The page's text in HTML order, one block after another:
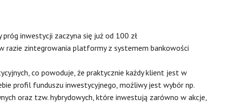
próg inwestycji zaczyna się już od 100 zł
razie zintegrowania platformy z systemem bankowości
co powoduje, że praktycznie każdy klient jest w
profil funduszu inwestycyjnego, możliwy jest wybór np.
oraz tzw. hybrydowych, które inwestują zarówno w akcje,